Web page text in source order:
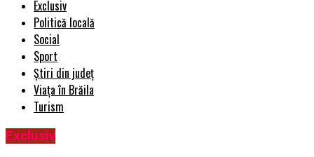
Exclusiv
Politică locală
Social
Sport
Știri din județ
Viața în Brăila
Turism
Exclusiv